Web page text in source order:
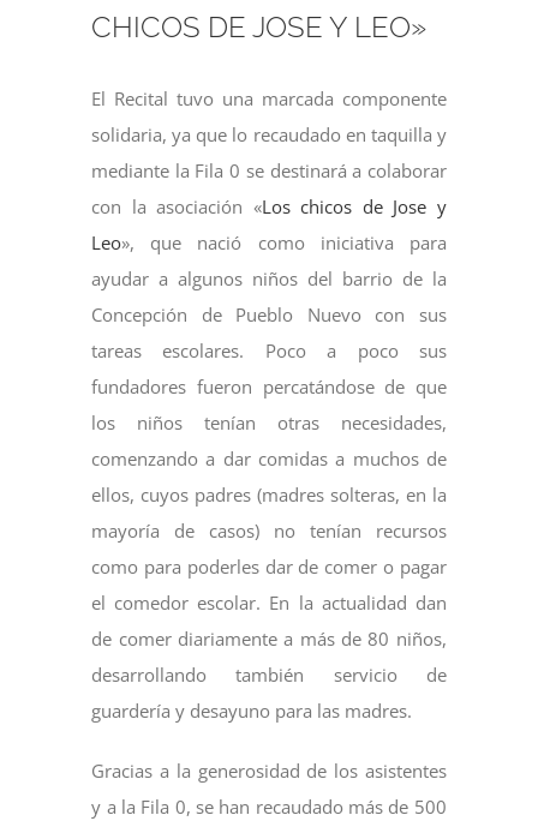
CHICOS DE JOSE Y LEO»
El Recital tuvo una marcada componente
solidaria, ya que lo recaudado en taquilla y
mediante la Fila 0 se destinará a colaborar
con la asociación «Los chicos de Jose y
Leo», que nació como iniciativa para
ayudar a algunos niños del barrio de la
Concepción de Pueblo Nuevo con sus
tareas escolares. Poco a poco sus
fundadores fueron percatándose de que
los niños tenían otras necesidades,
comenzando a dar comidas a muchos de
ellos, cuyos padres (madres solteras, en la
mayoría de casos) no tenían recursos
como para poderles dar de comer o pagar
el comedor escolar. En la actualidad dan
de comer diariamente a más de 80 niños,
desarrollando también servicio de
guardería y desayuno para las madres.
Gracias a la generosidad de los asistentes
y a la Fila 0, se han recaudado más de 500